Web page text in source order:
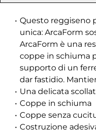
Questo reggiseno
unica: ArcaForm
ArcaForm è una
coppe in schiuma
supporto di un
dar fastidio.
Una delicata
Coppe in schiuma
Coppe senza
Costruzione